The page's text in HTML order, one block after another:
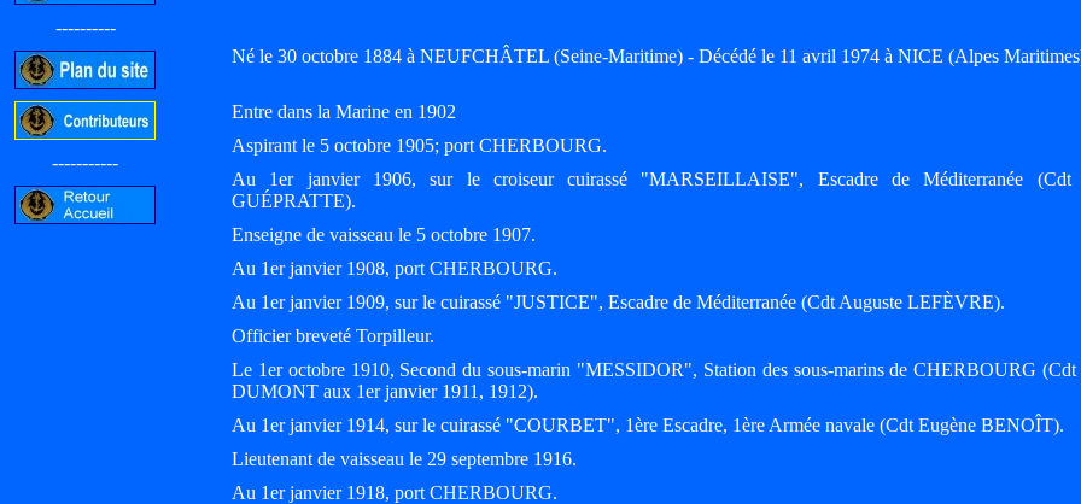
----------
-----------
Né le 30 octobre 1884 à NEUFCHÂTEL (Seine-Maritime) - Décédé le 11 avril 1974 à NICE (Alpes
Entre dans la Marine en 1902
Aspirant le 5 octobre 1905; port CHERBOURG.
Au 1er janvier 1906, sur le croiseur cuirassé "MARSEILLAISE", Escadre de Méditerranée (Cdt
GUÉPRATTE).
Enseigne de vaisseau le 5 octobre 1907.
Au 1er janvier 1908, port CHERBOURG.
Au 1er janvier 1909, sur le cuirassé "JUSTICE", Escadre de Méditerranée (Cdt Auguste LEFÈVRE).
Officier breveté Torpilleur.
Le 1er octobre 1910, Second du sous-marin "MESSIDOR", Station des sous-marins de CHERBOURG (Cdt
DUMONT aux 1er janvier 1911, 1912).
Au 1er janvier 1914, sur le cuirassé "COURBET", 1ère Escadre, 1ère Armée navale (Cdt Eugène BENOÎT).
Lieutenant de vaisseau le 29 septembre 1916.
Au 1er janvier 1918, port CHERBOURG.